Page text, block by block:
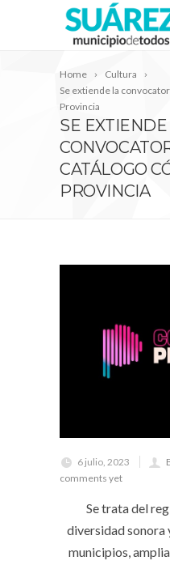
Home
Cultura
Se extiende la
Provincia
SE
CATÁLOGO
PROVINCIA
6 julio, 2023
comments yet
Se trata del
diversidad sonora
municipios,